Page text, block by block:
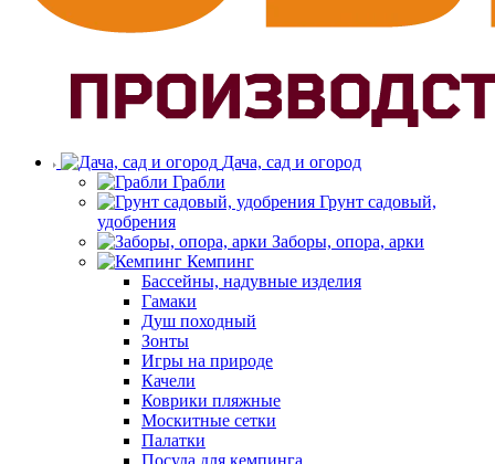
Дача, сад и огород
Грабли
Грунт садовый,
удобрения
Заборы, опора, арки
Кемпинг
Бассейны, надувные изделия
Гамаки
Душ походный
Зонты
Игры на природе
Качели
Коврики пляжные
Москитные сетки
Палатки
Посуда для кемпинга